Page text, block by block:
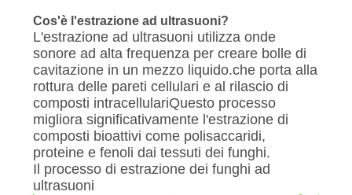
Cos'è l'estrazione ad ultrasuoni?
L'estrazione ad ultrasuoni utilizza onde
sonore ad alta frequenza per creare bolle di
cavitazione in un mezzo liquido.che porta alla
rottura delle pareti cellulari e al rilascio di
composti intracellulariQuesto processo
migliora significativamente l'estrazione di
composti bioattivi come polisaccaridi,
proteine e fenoli dai tessuti dei funghi.
Il processo di estrazione dei funghi ad
ultrasuoni